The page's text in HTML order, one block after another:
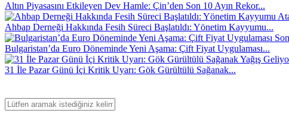
Altın Piyasasını Etkileyen Dev Hamle: Çin’den Son 10 Ayın Rekor...
Ahbap Derneği Hakkında Fesih Süreci Başlatıldı: Yönetim Kayyumu...
Bulgaristan’da Euro Döneminde Yeni Aşama: Çift Fiyat Uygulaması...
31 İle Pazar Günü İçi Kritik Uyarı: Gök Gürültülü Sağanak...